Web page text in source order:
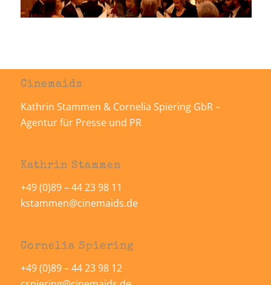
Cinemaids
Kathrin Stammen & Cornelia Spiering GbR –
Agentur für Presse und PR
Kathrin Stammen
+49 (0)89 – 44 23 98 11
kstammen@cinemaids.de
Cornelia Spiering
+49 (0)89 – 44 23 98 12